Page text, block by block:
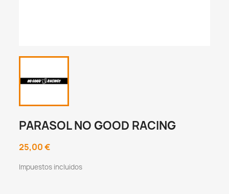
PARASOL NO GOOD RACING
25,00 €
Impuestos incluidos